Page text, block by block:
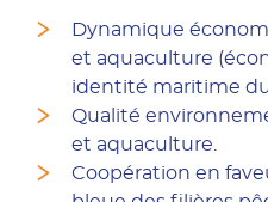
Dynamique
et aquaculture
identité maritime
Qualité
et aquaculture.
Coopération en